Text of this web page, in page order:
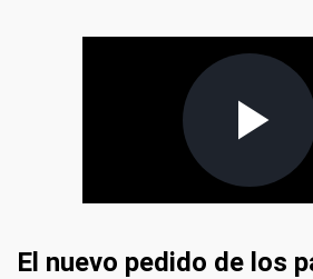
El nuevo pedido de los